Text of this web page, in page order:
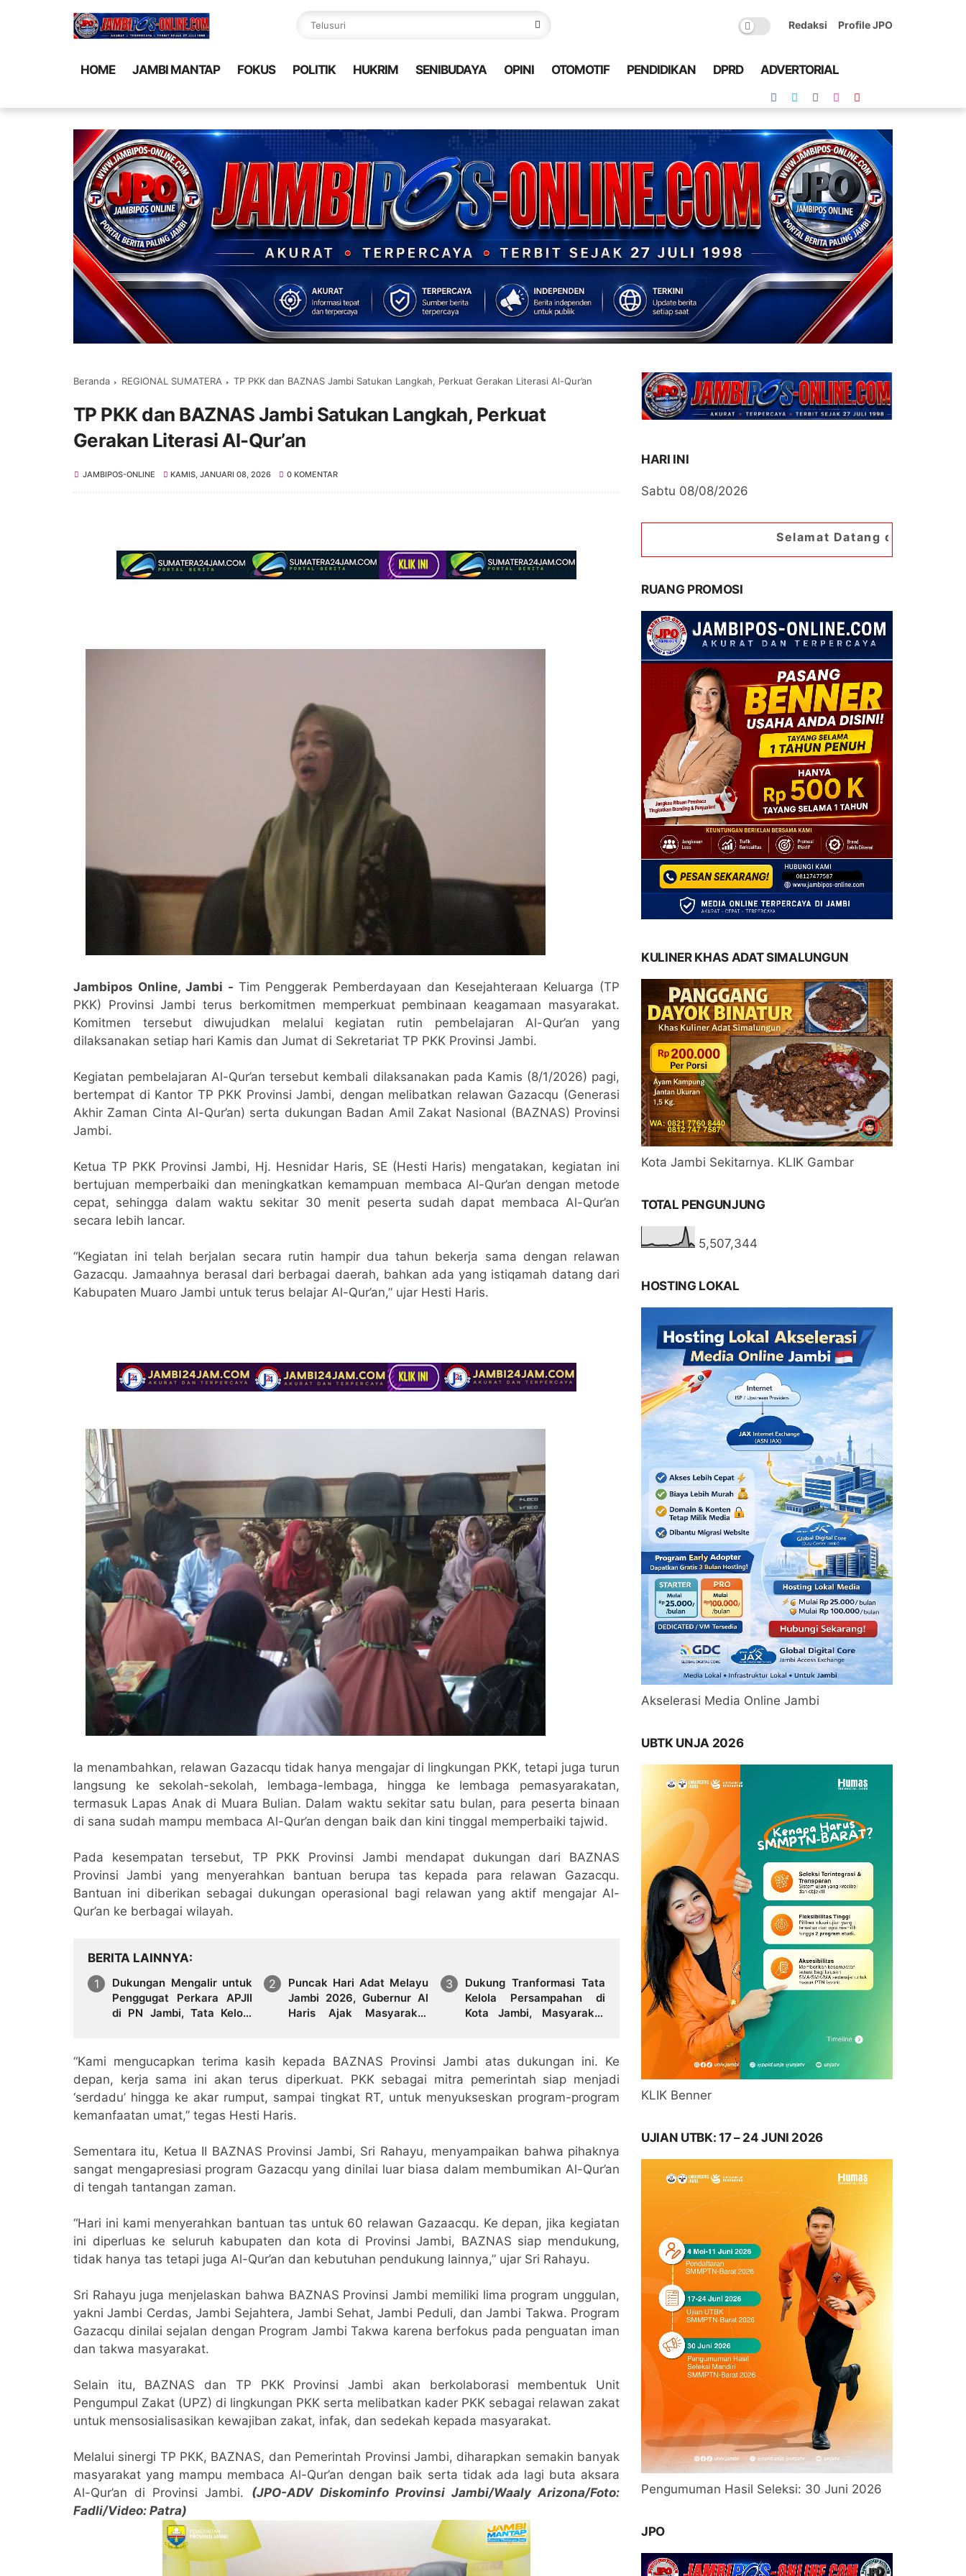
Redaksi Profile JPO
HOME JAMBI MANTAP FOKUS POLITIK HUKRIM SENIBUDAYA OPINI OTOMOTIF PENDIDIKAN DPRD ADVERTORIAL
Beranda REGIONAL SUMATERA TP PKK dan BAZNAS Jambi Satukan Langkah, Perkuat Gerakan Literasi Al-Qur’an
TP PKK dan BAZNAS Jambi Satukan Langkah, Perkuat
Gerakan Literasi Al-Qur’an
JAMBIPOS-ONLINE KAMIS, JANUARI 08, 2026 0 KOMENTAR
Jambipos Online, Jambi - Tim Penggerak Pemberdayaan dan Kesejahteraan Keluarga (TP
PKK) Provinsi Jambi terus berkomitmen memperkuat pembinaan keagamaan masyarakat.
Komitmen tersebut diwujudkan melalui kegiatan rutin pembelajaran Al-Qur’an yang
dilaksanakan setiap hari Kamis dan Jumat di Sekretariat TP PKK Provinsi Jambi.
Kegiatan pembelajaran Al-Qur’an tersebut kembali dilaksanakan pada Kamis (8/1/2026) pagi,
bertempat di Kantor TP PKK Provinsi Jambi, dengan melibatkan relawan Gazacqu (Generasi
Akhir Zaman Cinta Al-Qur’an) serta dukungan Badan Amil Zakat Nasional (BAZNAS) Provinsi
Jambi.
Ketua TP PKK Provinsi Jambi, Hj. Hesnidar Haris, SE (Hesti Haris) mengatakan, kegiatan ini
bertujuan memperbaiki dan meningkatkan kemampuan membaca Al-Qur’an dengan metode
cepat, sehingga dalam waktu sekitar 30 menit peserta sudah dapat membaca Al-Qur’an
secara lebih lancar.
“Kegiatan ini telah berjalan secara rutin hampir dua tahun bekerja sama dengan relawan
Gazacqu. Jamaahnya berasal dari berbagai daerah, bahkan ada yang istiqamah datang dari
Kabupaten Muaro Jambi untuk terus belajar Al-Qur’an,” ujar Hesti Haris.
Ia menambahkan, relawan Gazacqu tidak hanya mengajar di lingkungan PKK, tetapi juga turun
langsung ke sekolah-sekolah, lembaga-lembaga, hingga ke lembaga pemasyarakatan,
termasuk Lapas Anak di Muara Bulian. Dalam waktu sekitar satu bulan, para peserta binaan
di sana sudah mampu membaca Al-Qur’an dengan baik dan kini tinggal memperbaiki tajwid.
Pada kesempatan tersebut, TP PKK Provinsi Jambi mendapat dukungan dari BAZNAS
Provinsi Jambi yang menyerahkan bantuan berupa tas kepada para relawan Gazacqu.
Bantuan ini diberikan sebagai dukungan operasional bagi relawan yang aktif mengajar Al-
Qur’an ke berbagai wilayah.
BERITA LAINNYA
Dukungan Mengalir untuk
Penggugat Perkara APJII
di PN Jambi, Tata Kelola
Puncak Hari Adat Melayu
Jambi 2026, Gubernur Al
Haris Ajak Masyarakat
Jambi
Dukung Tranformasi Tata
Kelola Persampahan di
Kota Jambi, Masyarakat
“Kami mengucapkan terima kasih kepada BAZNAS Provinsi Jambi atas dukungan ini. Ke
depan, kerja sama ini akan terus diperkuat. PKK sebagai mitra pemerintah siap menjadi
‘serdadu’ hingga ke akar rumput, sampai tingkat RT, untuk menyukseskan program-program
kemanfaatan umat,” tegas Hesti Haris.
Sementara itu, Ketua II BAZNAS Provinsi Jambi, Sri Rahayu, menyampaikan bahwa pihaknya
sangat mengapresiasi program Gazacqu yang dinilai luar biasa dalam membumikan Al-Qur’an
di tengah tantangan zaman.
“Hari ini kami menyerahkan bantuan tas untuk 60 relawan Gazaacqu. Ke depan, jika kegiatan
ini diperluas ke seluruh kabupaten dan kota di Provinsi Jambi, BAZNAS siap mendukung,
tidak hanya tas tetapi juga Al-Qur’an dan kebutuhan pendukung lainnya,” ujar Sri Rahayu.
Sri Rahayu juga menjelaskan bahwa BAZNAS Provinsi Jambi memiliki lima program unggulan,
yakni Jambi Cerdas, Jambi Sejahtera, Jambi Sehat, Jambi Peduli, dan Jambi Takwa. Program
Gazacqu dinilai sejalan dengan Program Jambi Takwa karena berfokus pada penguatan iman
dan takwa masyarakat.
Selain itu, BAZNAS dan TP PKK Provinsi Jambi akan berkolaborasi membentuk Unit
Pengumpul Zakat (UPZ) di lingkungan PKK serta melibatkan kader PKK sebagai relawan zakat
untuk mensosialisasikan kewajiban zakat, infak, dan sedekah kepada masyarakat.
Melalui sinergi TP PKK, BAZNAS, dan Pemerintah Provinsi Jambi, diharapkan semakin banyak
masyarakat yang mampu membaca Al-Qur’an dengan baik serta tidak ada lagi buta aksara
Al-Qur’an di Provinsi Jambi. (JPO-ADV Diskominfo Provinsi Jambi/Waaly Arizona/Foto:
Fadli/Video: Patra)
HARI INI
Sabtu 08/08/2026
Selamat Datang di Portal Berita
RUANG PROMOSI
KULINER KHAS ADAT SIMALUNGUN
Kota Jambi Sekitarnya. KLIK Gambar
TOTAL PENGUNJUNG
5,507,344
HOSTING LOKAL
Akselerasi Media Online Jambi
UBTK UNJA 2026
KLIK Benner
UJIAN UTBK: 17 – 24 JUNI 2026
Pengumuman Hasil Seleksi: 30 Juni 2026
JPO